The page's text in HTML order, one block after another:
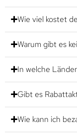
Wie viel kostet
Warum gibt es
In welche
Gibt es
Wie kann ich